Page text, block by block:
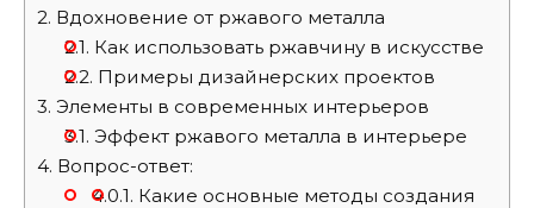
2. Вдохновение от ржавого металла
2.1. Как использовать ржавчину в искусстве
2.2. Примеры дизайнерских проектов
3. Элементы в современных интерьеров
3.1. Эффект ржавого металла в интерьере
4. Вопрос-ответ:
4.0.1. Какие основные методы создания